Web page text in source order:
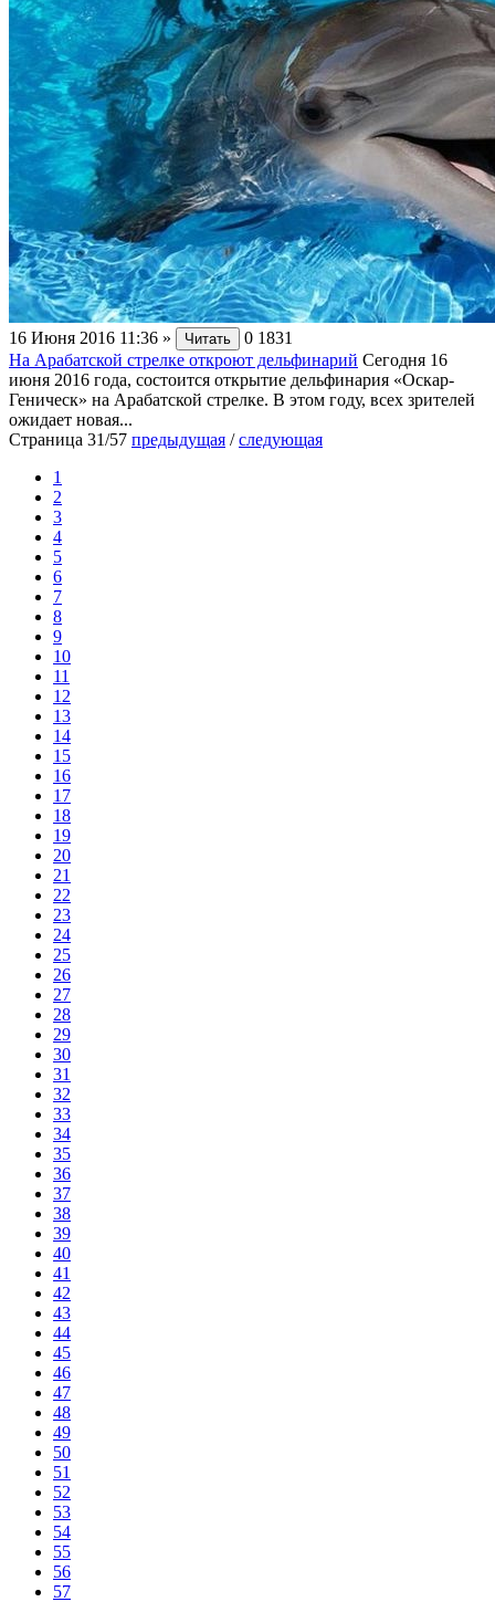
16 Июня 2016 11:36 » Читать 0 1831
На Арабатской стрелке откроют дельфинарий Сегодня 16
июня 2016 года, состоится открытие дельфинария «Оскар-
Геническ» на Арабатской стрелке. В этом году, всех зрителей
ожидает новая...
Страница 31/57 предыдущая /следующая
1
2
3
4
5
6
7
8
9
10
11
12
13
14
15
16
17
18
19
20
21
22
23
24
25
26
27
28
29
30
31
32
33
34
35
36
37
38
39
40
41
42
43
44
45
46
47
48
49
50
51
52
53
54
55
56
57